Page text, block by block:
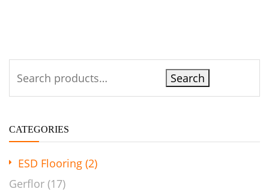
Search
CATEGORIES
ESD Flooring (2)
Gerflor (17)